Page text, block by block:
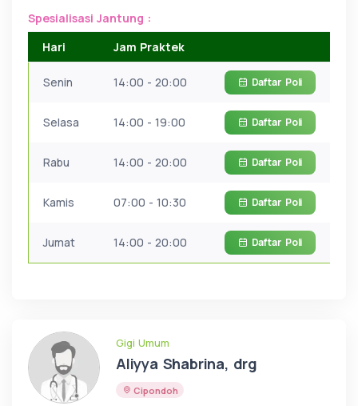
Spesialisasi Jantung :
Hari
Jam Praktek
Senin 14:00 - 20:00 Daftar Poli
Selasa 14:00 - 19:00 Daftar Poli
Rabu 14:00 - 20:00 Daftar Poli
Kamis 07:00 - 10:30 Daftar Poli
Jumat 14:00 - 20:00 Daftar Poli
Gigi Umum
Aliyya Shabrina, drg
Cipondoh